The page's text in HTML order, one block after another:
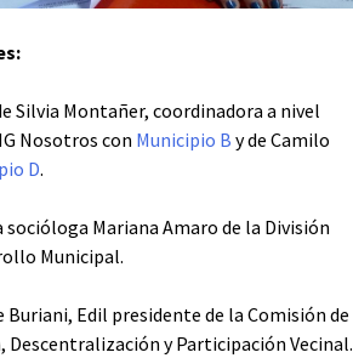
Silvia Montañer, coordinadora a nivel
Nosotros con Municipio B y de Camilo
D.
Mariana Amaro de la División
Municipal.
Buriani, Edil presidente de la Comisión de
Descentralización y Participación Vecinal.